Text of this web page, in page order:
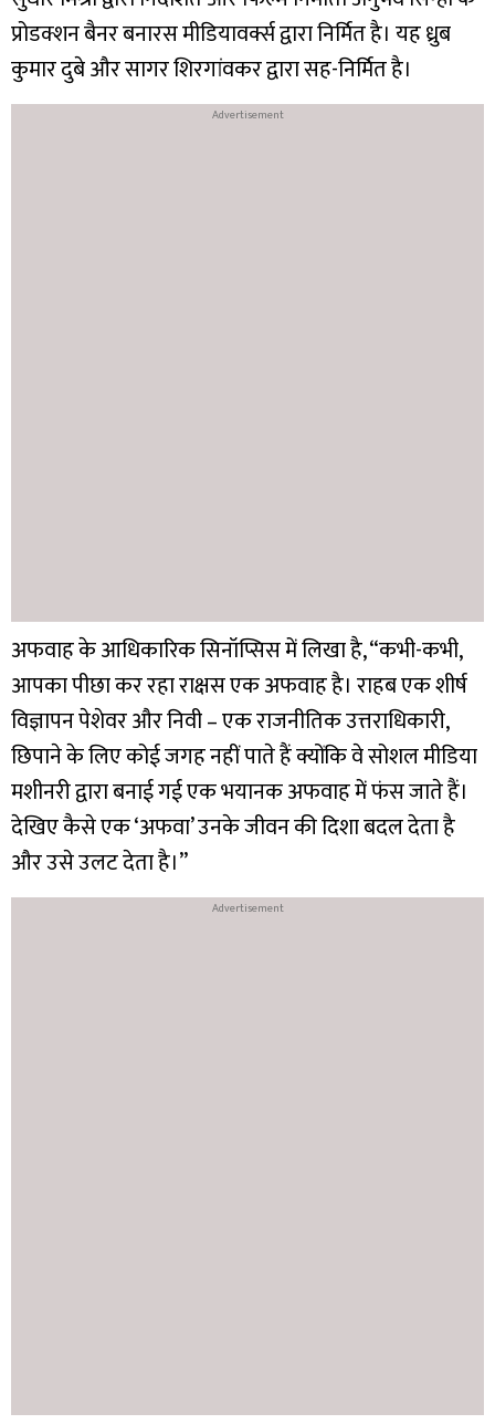
प्रोडक्शन बैनर बनारस मीडियावर्क्स द्वारा निर्मित है। यह ध्रुब
कुमार दुबे और सागर शिरगांवकर द्वारा सह-निर्मित है।
अफवाह के आधिकारिक सिनॉप्सिस में लिखा है, “कभी-कभी,
आपका पीछा कर रहा राक्षस एक अफवाह है। राहब एक शीर्ष
विज्ञापन पेशेवर और निवी – एक राजनीतिक उत्तराधिकारी,
छिपाने के लिए कोई जगह नहीं पाते हैं क्योंकि वे सोशल मीडिया
मशीनरी द्वारा बनाई गई एक भयानक अफवाह में फंस जाते हैं।
देखिए कैसे एक ‘अफवा’ उनके जीवन की दिशा बदल देता है
और उसे उलट देता है।”